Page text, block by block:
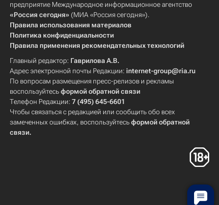
предприятие Международное информационное агентство
«Россия сегодня» (МИА «Россия сегодня»).
Правила использования материалов
Политика конфиденциальности
Правила применения рекомендательных технологий
Главный редактор: Гаврилова А.В.
Адрес электронной почты Редакции: internet-group@ria.ru
По вопросам размещения пресс-релизов и рекламы
воспользуйтесьформой обратной связи
Телефон Редакции: 7 (495) 645-6601
Чтобы связаться с редакцией или сообщить обо всех
замеченных ошибках, воспользуйтесьформой обратной
связи.